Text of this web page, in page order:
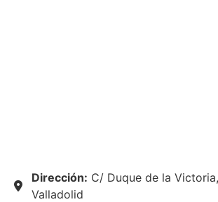
Dirección: C/ Duque de la
Valladolid